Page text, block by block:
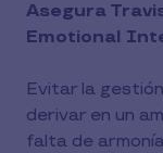
Asegura
Emotional
Evitar la
derivar en un
falta de